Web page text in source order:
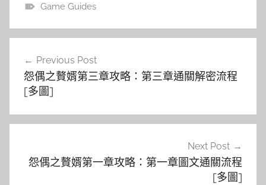
Game Guides
覽
Previous Post
怨偶之贅婿第三章攻略：第三章通關解密流程
[多圖]
Next Post
怨偶之贅婿第一章攻略：第一章圖文通關流程
[多圖]